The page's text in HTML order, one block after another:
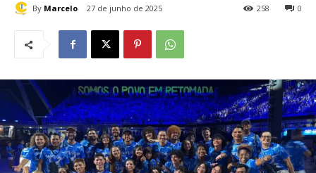
By Marcelo 27 de junho de 2025 0
258